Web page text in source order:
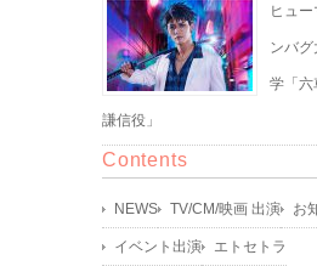
ヒュー
ンバグ
学「六
謙信役」
Contents
NEWS TV/CM/映画 出演 お
イベント出演 エトセトラ